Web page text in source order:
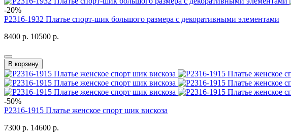
-20%
P2316-1932 Платье спорт-шик большого размера с декоративными элементами
8400 р. 10500 р.
В корзину
-50%
P2316-1915 Платье женское спорт шик вискоза
7300 р. 14600 р.